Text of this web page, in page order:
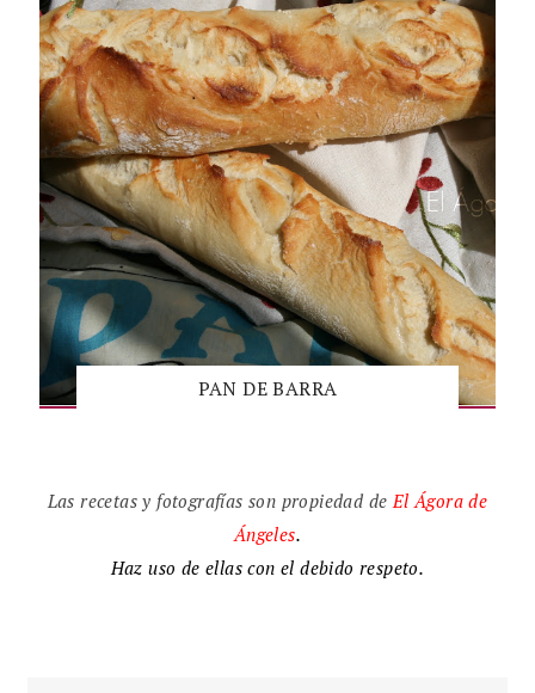
PAN DE BARRA
Las recetas y fotografías son propiedad deElÁgora de
Ángeles.
Haz uso de ellas con el debido respeto.